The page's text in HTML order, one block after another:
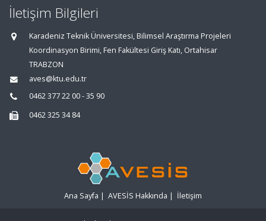
İletişim Bilgileri
Karadeniz Teknik Üniversitesi, Bilimsel Araştırma Projeleri
Koordinasyon Birimi, Fen Fakültesi Giriş Katı, Ortahisar
TRABZON
aves@ktu.edu.tr
0462 377 22 00 - 35 90
0462 325 34 84
Ana Sayfa | AVESİS Hakkında | İletişim